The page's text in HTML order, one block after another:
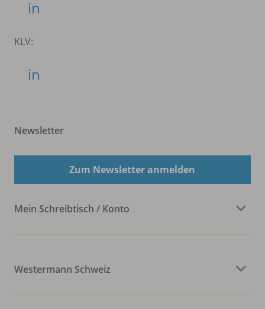
KLV:
Newsletter
Zum Newsletter anmelden
Mein Schreibtisch / Konto
Westermann Schweiz